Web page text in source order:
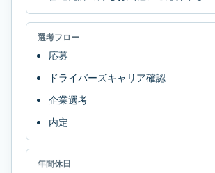
選考フロー
応募
ドライバーズキャリア確認
企業選考
内定
年間休日